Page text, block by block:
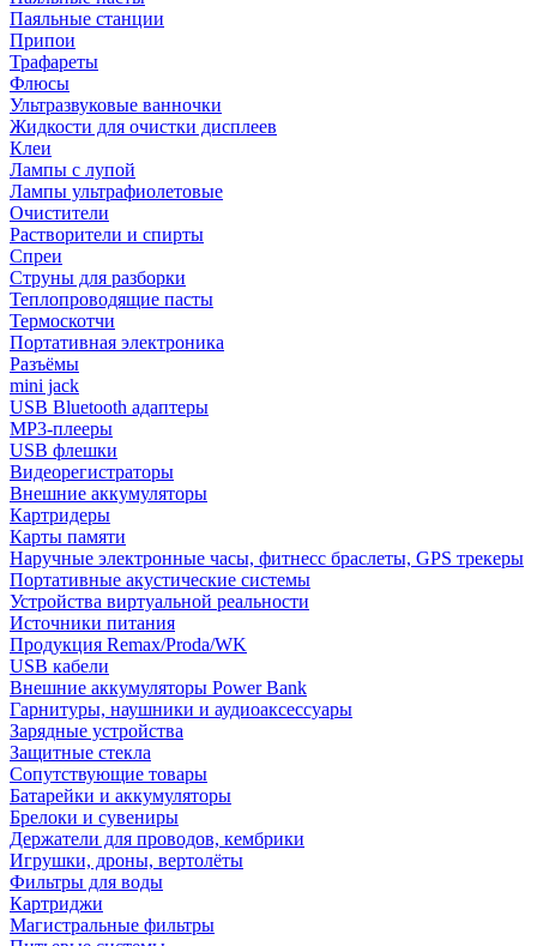
Паяльные станции
Припои
Трафареты
Флюсы
Ультразвуковые ванночки
Жидкости для очистки дисплеев
Клеи
Лампы с лупой
Лампы ультрафиолетовые
Очистители
Растворители и спирты
Спреи
Струны для разборки
Теплопроводящие пасты
Термоскотчи
Портативная электроника
Разъёмы
mini jack
USB Bluetooth адаптеры
MP3-плееры
USB флешки
Видеорегистраторы
Внешние аккумуляторы
Картридеры
Карты памяти
Наручные электронные часы, фитнесс браслеты, GPS трекеры
Портативные акустические системы
Устройства виртуальной реальности
Источники питания
Продукция Remax/Proda/WK
USB кабели
Внешние аккумуляторы Power Bank
Гарнитуры, наушники и аудиоаксессуары
Зарядные устройства
Защитные стекла
Сопутствующие товары
Батарейки и аккумуляторы
Брелоки и сувениры
Держатели для проводов, кембрики
Игрушки, дроны, вертолёты
Фильтры для воды
Картриджи
Магистральные фильтры